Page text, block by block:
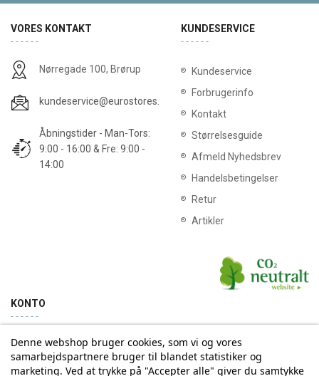
VORES KONTAKT
Nørregade 100, Brørup
kundeservice@eurostores.dk
Åbningstider - Man-Tors:
9:00 - 16:00 & Fre: 9:00 -
14:00
KUNDESERVICE
Kundeservice
Forbrugerinfo
Kontakt
Størrelsesguide
Afmeld Nyhedsbrev
Handelsbetingelser
Retur
Artikler
KONTO
Min konto Ordrehistorik
Denne webshop bruger cookies, som vi og vores
samarbejdspartnere bruger til blandet statistiker og
marketing. Ved at trykke på "Accepter alle" giver du samtykke